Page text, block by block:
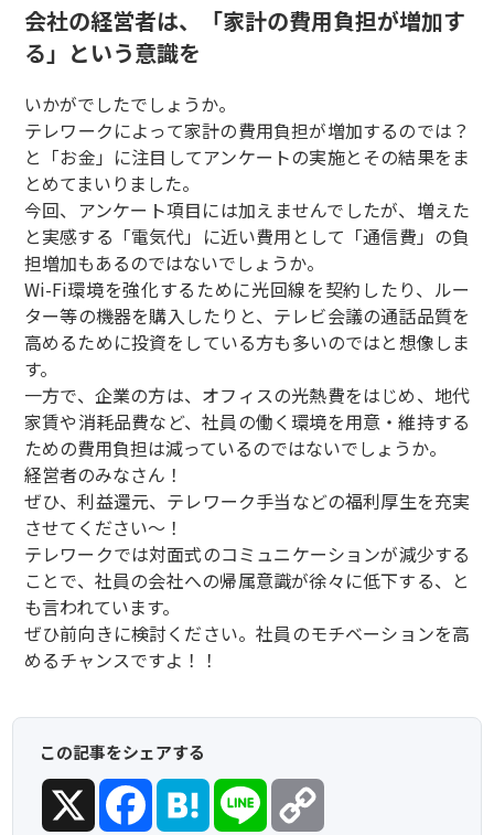
会社の経営者は、「家計の費用負担が増加す
る」という意識を
いかがでしたでしょうか。
テレワークによって家計の費用負担が増加するのでは？
と「お金」に注目してアンケートの実施とその結果をま
とめてまいりました。
今回、アンケート項目には加えませんでしたが、増えた
と実感する「電気代」に近い費用として「通信費」の負
担増加もあるのではないでしょうか。
Wi-Fi環境を強化するために光回線を契約したり、ルー
ター等の機器を購入したりと、テレビ会議の通話品質を
高めるために投資をしている方も多いのではと想像しま
す。
一方で、企業の方は、オフィスの光熱費をはじめ、地代
家賃や消耗品費など、社員の働く環境を用意・維持する
ための費用負担は減っているのではないでしょうか。
経営者のみなさん！
ぜひ、利益還元、テレワーク手当などの福利厚生を充実
させてください～！
テレワークでは対面式のコミュニケーションが減少する
ことで、社員の会社への帰属意識が徐々に低下する、と
も言われています。
ぜひ前向きに検討ください。社員のモチベーションを高
めるチャンスですよ！！
この記事をシェアする
X FacebookHatenaLine